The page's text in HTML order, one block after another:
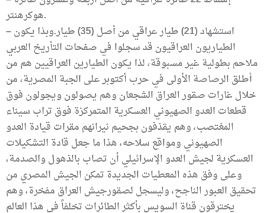
هوكرهنتر.
– استشهاد (21) طيار عراقي من أصل (35) طيار.وبذا يكون
الطياريون العراقيون قد سجلوا في صفحات التأريخ العربي
ملاحم بطولية غير مسبوقة، لذا يكون الطيارين العراقيين هم من
أطلق الرصاصة الأولى في حرب أكتوبر على الجبة المصرية، من
خلال غارات صقور العراق الشجعان وهم يصولون ويجولون فوق
قطعات العدو الصهيوني العسكرية المتمركزة فوق تراب سيناء
المغتصب، وهم يقذفون بجحيم نيرانهم مقرات قيادة العدو
الصهيوني ومواقع سلاحه، هذا ما جعل قادة التشكيلات
العسكرية لجيش العدو الإسرائيلي أن تصاب بالذهول والصدمة،
وعلى وفق هذه المعطيات الجديدة تمكن الجيش المصري من
تحقيق العبور الناجح، وليسجل لصقورجيش العراق مفخرة، وهم
يخترقون قناة السويس بأكثر الطائرات تخلفاً في هذا العالم